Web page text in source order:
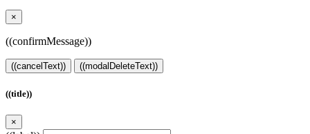
×
((confirmMessage))
((cancelText)) ((modalDeleteText))
((title))
×